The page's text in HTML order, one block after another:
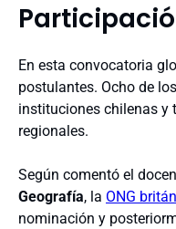
En esta convocatoria
postulantes. Ocho de
instituciones chilenas y
regionales.
Según comentó el
Geografía, la ONG
nominación y